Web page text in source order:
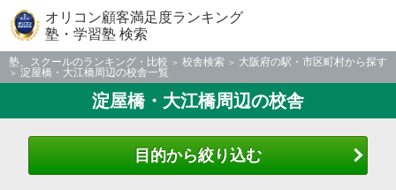
オリコン顧客満足度ランキング
塾・学習塾 検索
塾、スクールのランキング・比較 校舎検索
大阪府の駅・市区町村から探す
淀屋橋・大江橋周辺の校舎一覧
淀屋橋・大江橋周辺の校舎
目的から絞り込む